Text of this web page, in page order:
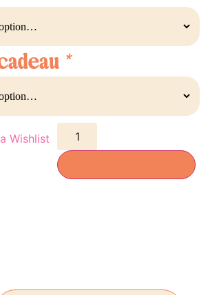
*
Wishlist